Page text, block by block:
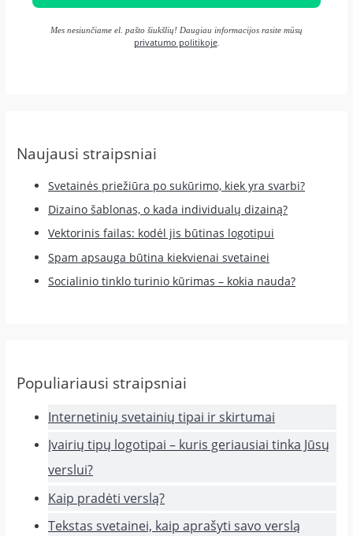
Mes nesiunčiame el. pašto šiukšlių! Daugiau informacijos rasite mūsų
privatumo politikoje.
Naujausi straipsniai
Svetainės priežiūra po sukūrimo, kiek yra svarbi?
Dizaino šablonas, o kada individualų dizainą?
Vektorinis failas: kodėl jis būtinas logotipui
Spam apsauga būtina kiekvienai svetainei
Socialinio tinklo turinio kūrimas – kokia nauda?
Populiariausi straipsniai
Internetinių svetainių tipai ir skirtumai
Įvairių tipų logotipai – kuris geriausiai tinka Jūsų
verslui?
Kaip pradėti verslą?
Tekstas svetainei, kaip aprašyti savo verslą